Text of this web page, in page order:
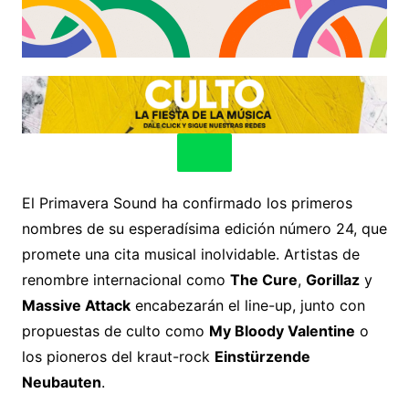
El Primavera Sound ha confirmado los primeros
nombres de su esperadísima edición número 24, que
promete una cita musical inolvidable. Artistas de
renombre internacional como The Cure, Gorillazy
Massive Attackencabezarán el line-up, junto con
propuestas de culto como My Bloody Valentine o
los pioneros del kraut-rock Einstürzende
Neubauten.